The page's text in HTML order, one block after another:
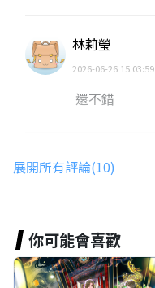
林莉瑩
2026-06-26 15:03:59
還不錯
邱郁傑
宋雨潔
展開所有評論(10)
你可能會喜歡